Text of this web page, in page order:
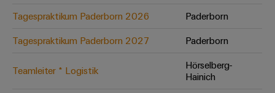
schnell
Tagespraktikum Paderborn 2026
Paderborn
Tagespraktikum Paderborn 2027
Paderborn
Teamleiter * Logistik
Hörselberg-
Hainich